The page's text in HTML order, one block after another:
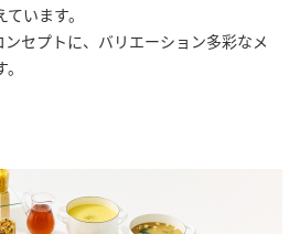
います。
セプトに、バリエーション多彩なメ